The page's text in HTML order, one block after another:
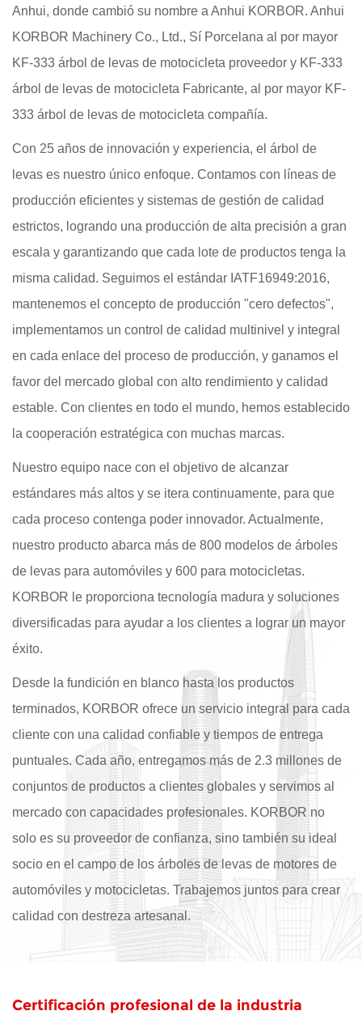
Anhui, donde cambió su nombre a Anhui KORBOR. Anhui
KORBOR Machinery Co., Ltd., Sí Porcelana al por mayor
KF-333 árbol de levas de motocicleta proveedor y KF-333
árbol de levas de motocicleta Fabricante, al por mayor KF-
333 árbol de levas de motocicleta compañía.
Con 25 años de innovación y experiencia, el árbol de
levas es nuestro único enfoque. Contamos con líneas de
producción eficientes y sistemas de gestión de calidad
estrictos, logrando una producción de alta precisión a gran
escala y garantizando que cada lote de productos tenga la
misma calidad. Seguimos el estándar IATF16949:2016,
mantenemos el concepto de producción "cero defectos",
implementamos un control de calidad multinivel y integral
en cada enlace del proceso de producción, y ganamos el
favor del mercado global con alto rendimiento y calidad
estable. Con clientes en todo el mundo, hemos establecido
la cooperación estratégica con muchas marcas.
Nuestro equipo nace con el objetivo de alcanzar
estándares más altos y se itera continuamente, para que
cada proceso contenga poder innovador. Actualmente,
nuestro producto abarca más de 800 modelos de árboles
de levas para automóviles y 600 para motocicletas.
KORBOR le proporciona tecnología madura y soluciones
diversificadas para ayudar a los clientes a lograr un mayor
éxito.
Desde la fundición en blanco hasta los productos
terminados, KORBOR ofrece un servicio integral para cada
cliente con una calidad confiable y tiempos de entrega
puntuales. Cada año, entregamos más de 2.3 millones de
conjuntos de productos a clientes globales y servimos al
mercado con capacidades profesionales. KORBOR no
solo es su proveedor de confianza, sino también su ideal
socio en el campo de los árboles de levas de motores de
automóviles y motocicletas. Trabajemos juntos para crear
calidad con destreza artesanal.
Certificación profesional de la industria